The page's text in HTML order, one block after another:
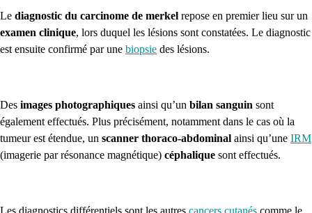
Le diagnostic du carcinome de merkel repose en premier lieu sur un
examen clinique, lors duquel les lésions sont constatées. Le diagnostic
est ensuite confirmé par une biopsie des lésions.
Des images photographiques ainsi qu’un bilan sanguin sont
également effectués. Plus précisément, notamment dans le cas où la
tumeur est étendue, un scanner thoraco-abdominal ainsi qu’une IRM
(imagerie par résonance magnétique) céphalique sont effectués.
Les diagnostics différentiels sont les autres cancers cutanés comme le